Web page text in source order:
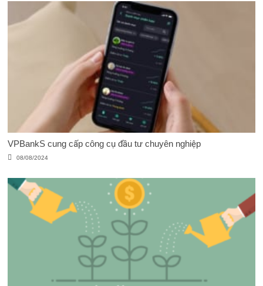
VPBankS cung cấp công cụ đầu tư chuyên nghiệp
08/08/2024